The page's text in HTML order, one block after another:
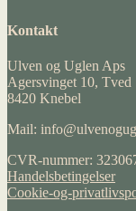
Kontakt
Ulven og Uglen Aps
Agersvinget 10, Tved
8420 Knebel
Mail:
CVR-nummer:
Handelsbetingelser
Cookie-og-